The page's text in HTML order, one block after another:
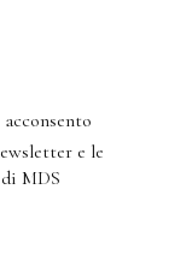
e le
MDS